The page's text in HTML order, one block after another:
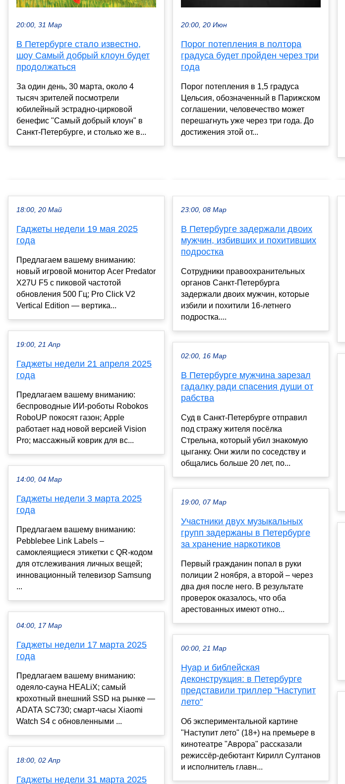
20:00, 31 Мар
В Петербурге стало известно,
шоу Самый добрый клоун будет
продолжаться
За один день, 30 марта, около 4
тысяч зрителей посмотрели
юбилейный эстрадно-цирковой
бенефис "Самый добрый клоун" в
Санкт-Петербурге, и столько же в...
20:00, 20 Июн
Порог потепления в полтора
градуса будет пройден через три
года
Порог потепления в 1,5 градуса
Цельсия, обозначенный в Парижском
соглашении, человечество может
перешагнуть уже через три года. До
достижения этой от...
18:00, 20 Май
Гаджеты недели 19 мая 2025
года
Предлагаем вашему вниманию:
новый игровой монитор Acer Predator
X27U F5 с пиковой частотой
обновления 500 Гц; Pro Click V2
Vertical Edition — вертика...
19:00, 21 Апр
Гаджеты недели 21 апреля 2025
года
Предлагаем вашему вниманию:
беспроводные ИИ-роботы Robokos
RoboUP покосят газон; Apple
работает над новой версией Vision
Pro; массажный коврик для вс...
14:00, 04 Мар
Гаджеты недели 3 марта 2025
года
Предлагаем вашему вниманию:
Pebblebee Link Labels –
самоклеящиеся этикетки с QR-кодом
для отслеживания личных вещей;
инновационный телевизор Samsung
...
04:00, 17 Мар
Гаджеты недели 17 марта 2025
года
Предлагаем вашему вниманию:
одеяло-сауна HEALiX; самый
крохотный внешний SSD на рынке —
ADATA SC730; смарт-часы Xiaomi
Watch S4 с обновленными ...
18:00, 02 Апр
Гаджеты недели 31 марта 2025
23:00, 08 Мар
В Петербурге задержали двоих
мужчин, избивших и похитивших
подростка
Сотрудники правоохранительных
органов Санкт-Петербурга
задержали двоих мужчин, которые
избили и похитили 16-летнего
подростка....
02:00, 16 Мар
В Петербурге мужчина зарезал
гадалку ради спасения души от
рабства
Суд в Санкт-Петербурге отправил
под стражу жителя посёлка
Стрельна, который убил знакомую
цыганку. Они жили по соседству и
общались больше 20 лет, по...
19:00, 07 Мар
Участники двух музыкальных
групп задержаны в Петербурге
за хранение наркотиков
Первый гражданин попал в руки
полиции 2 ноября, а второй – через
два дня после него. В результате
проверок оказалось, что оба
арестованных имеют отно...
00:00, 21 Мар
Нуар и библейская
деконструкция: в Петербурге
представили триллер "Наступит
лето"
Об экспериментальной картине
"Наступит лето" (18+) на премьере в
кинотеатре "Аврора" рассказали
режиссёр-дебютант Кирилл Султанов
и исполнитель главн...